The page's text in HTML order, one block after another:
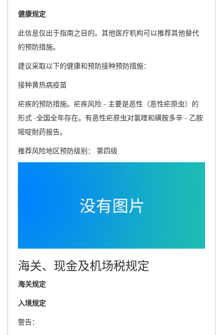
健康规定
此信息仅出于指南之目的。其他医疗机构可以推荐其他替代
的预防措施。
建议采取以下的健康和预防接种预防措施：
接种黄热病疫苗
疟疾的预防措施。疟疾风险 - 主要是恶性（恶性疟原虫）的
形式 -全国全年存在。有恶性疟原虫对氯喹和磺胺多辛 - 乙胺
嘧啶耐药报告。
推荐风险地区预防级别： 第四级
海关、现金及机场税规定
海关规定
入境规定
警告：